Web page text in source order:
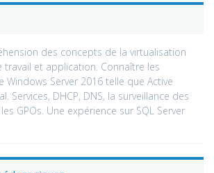
des concepts de la virtualisation
travail et application. Connaître les
Windows Server 2016 telle que Active
Services, DHCP, DNS, la surveillance des
GPOs. Une expérience sur SQL Server